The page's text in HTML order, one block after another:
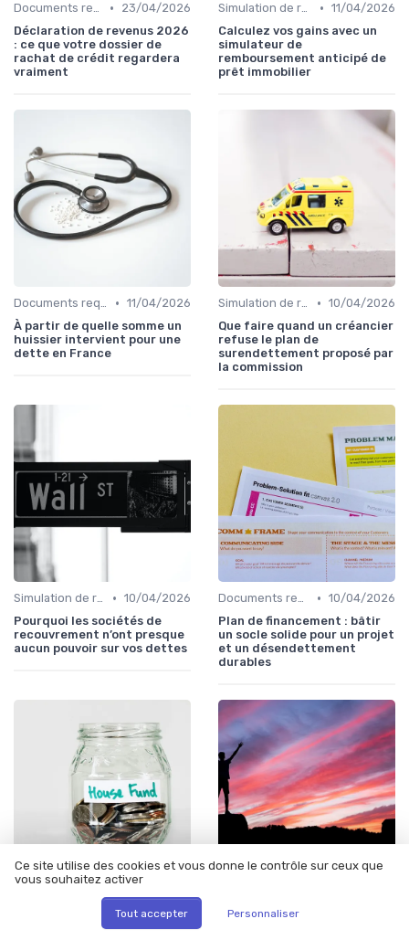
Documents requis et démarches •
23/04/2026
Déclaration de revenus 2026
: ce que votre dossier de
rachat de crédit regardera
vraiment
Simulation de rachat de crédit • 11/04/2026
Calculez vos gains avec un
simulateur de
remboursement anticipé de
prêt immobilier
Documents requis et démarches • 11/04/2026
À partir de quelle somme un
huissier intervient pour une
dette en France
Simulation de rachat de crédit • 10/04/2026
Que faire quand un créancier
refuse le plan de
surendettement proposé par
la commission
Simulation de rachat de crédit • 10/04/2026
Pourquoi les sociétés de
recouvrement n’ont presque
aucun pouvoir sur vos dettes
Documents requis et démarches • 10/04/2026
Plan de financement : bâtir
un socle solide pour un projet
et un désendettement
durables
Adie mon compte : gérer vos
crédits et votre projet
Offre d’achat immobilier :
Ce site utilise des cookies et vous donne le contrôle sur ceux que
vous souhaitez activer
Tout accepter Personnaliser